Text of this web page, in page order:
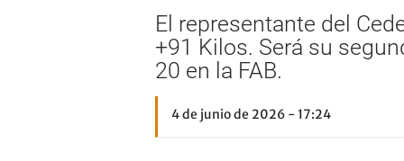
El representante del
+91 Kilos. Será su
20 en la FAB.
4 de junio de 2026 - 17:24